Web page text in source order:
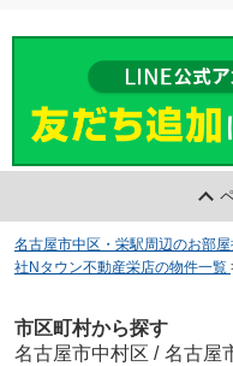
名古屋市中区・栄駅周辺のお部
社Nタウン不動産栄店の物件一覧
市区町村から探す
名古屋市中村区 / 名古屋